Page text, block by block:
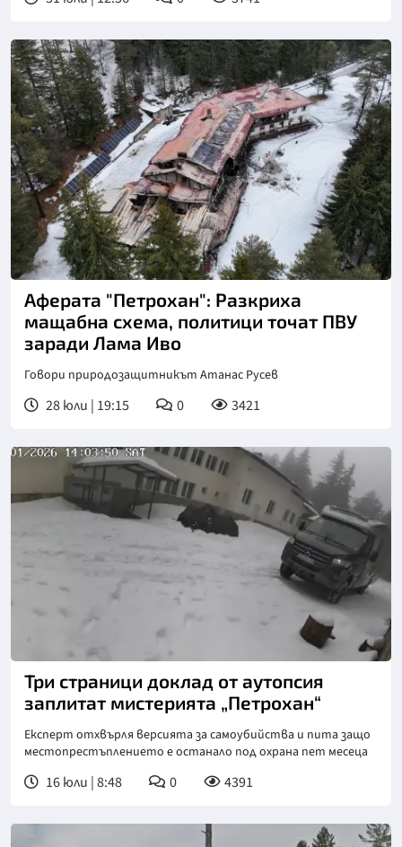
Снимка: БТА
Аферата "Петрохан": Разкриха
мащабна схема, политици точат ПВУ
заради Лама Иво
Говори природозащитникът Атанас Русев
28 юли | 19:15 0 3421
Три страници доклад от аутопсия
заплитат мистерията „Петрохан“
Експерт отхвърля версията за самоубийства и пита защо
местопрестъплението е останало под охрана пет месеца
16 юли | 8:48 0 4391